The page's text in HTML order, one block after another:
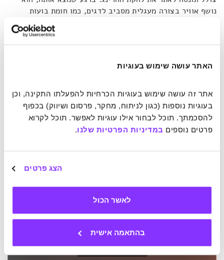
האתר עושה שימוש בעוגיות
פרטים נוספים במדיניות הפרטיות שלנו.
הצג פרטים
לאשר הכול
בהתאמה אישית
נושף אוויר בצורה מעגלית מסביב לדגים, כמו חומת בועות
שמקבעת אותם למקומם. שאר הלווייתנים צוללים מתחת ללהקה,
ולווייתן אחר – "הקורא" – משמיע את האות ומנצח על עלייה
מתואמת של הלווייתנים לסעוד את נפשם בהרינג. הפינאלה הזה
השמנה שרה".
שירת הלווייתנים היא שפה מורכבת. כפי שהם משתמשים בה
לאכול באלסקה, הם משתמשים בה גם לצרכים נוספים אחרים
ואולם, אנו עדיין רחוקים מלפענח אותה. בהקלטה זו למשל,
תועדו צלילים חדשים של גדולי סנפיר בהוואי,